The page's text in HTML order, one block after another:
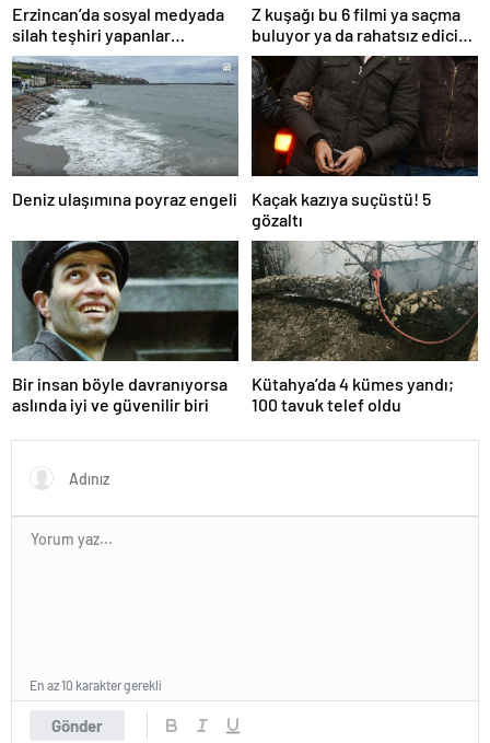
Erzincan’da sosyal medyada
silah teşhiri yapanlar
yakalandı
Z kuşağı bu 6 filmi ya saçma
buluyor ya da rahatsız edici
ve toksik!
Deniz ulaşımına poyraz engeli
Kaçak kazıya suçüstü! 5
gözaltı
Bir insan böyle davranıyorsa
aslında iyi ve güvenilir biri
Kütahya’da 4 kümes yandı;
100 tavuk telef oldu
Gönder
En az 10 karakter gerekli